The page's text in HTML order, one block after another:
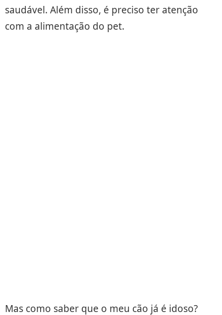
saudável. Além disso, é preciso ter atenção
com a alimentação do pet.
Mas como saber que o meu cão já é idoso?